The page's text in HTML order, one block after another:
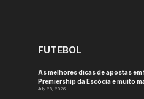
FUTEBOL
As melhores dicas de apostas
Premiership da Escócia e muito
July 28, 2026